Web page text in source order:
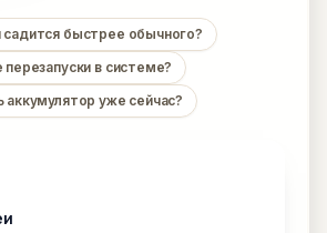
быстрее обычного?
в системе?
уже сейчас?